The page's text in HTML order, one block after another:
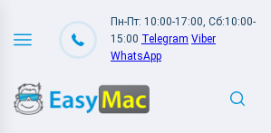
Пн-Пт: 10:00-17:00, Сб:10:00-
15:00 Telegram Viber
WhatsApp